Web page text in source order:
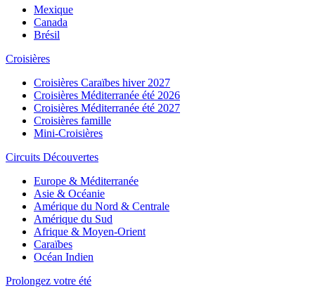
Mexique
Canada
Brésil
Croisières
Croisières Caraïbes hiver 2027
Croisières Méditerranée été 2026
Croisières Méditerranée été 2027
Croisières famille
Mini-Croisières
Circuits Découvertes
Europe & Méditerranée
Asie & Océanie
Amérique du Nord & Centrale
Amérique du Sud
Afrique & Moyen-Orient
Caraïbes
Océan Indien
Prolongez votre été